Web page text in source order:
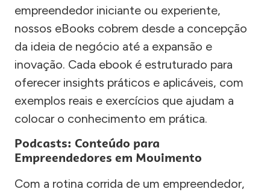
empreendedor iniciante ou experiente,
nossos eBooks cobrem desde a concepção
da ideia de negócio até a expansão e
inovação. Cada ebook é estruturado para
oferecer insights práticos e aplicáveis, com
exemplos reais e exercícios que ajudam a
colocar o conhecimento em prática.
Podcasts: Conteúdo para
Empreendedores em Movimento
Com a rotina corrida de um empreendedor,